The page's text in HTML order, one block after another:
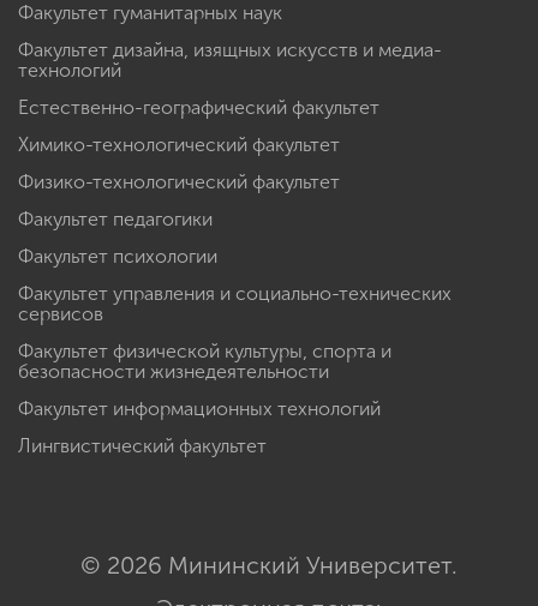
Факультет гуманитарных наук
Факультет дизайна, изящных искусств и медиа-
технологий
Естественно-географический факультет
Химико-технологический факультет
Физико-технологический факультет
Факультет педагогики
Факультет психологии
Факультет управления и социально-технических
сервисов
Факультет физической культуры, спорта и
безопасности жизнедеятельности
Факультет информационных технологий
Лингвистический факультет
© 2026 Мининский Университет.